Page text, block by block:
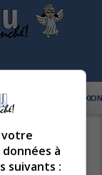
CONNEXION
votre
à
suivants :